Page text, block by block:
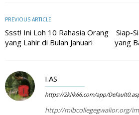
PREVIOUS ARTICLE
Ssst! Ini Loh 10 Rahasia Orang
yang Lahir di Bulan Januari
Siap-
yang
I.AS
https://2klik66.com/app/
http://mlbcollegegwalior.org/